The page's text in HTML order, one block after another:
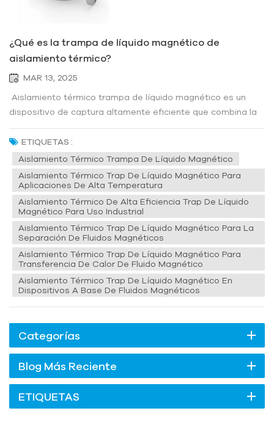
¿Qué es la trampa de líquido magnético de
aislamiento térmico?
MAR 13, 2025
Aislamiento térmico trampa de líquido magnético es un
dispositivo de captura altamente eficiente que combina la
tecnología de aislamiento térmico con las características
del líquido magnético. Su función central es lograr una
captura y separación eficientes de sustancias específicas
(como gas...
ETIQUETAS :
Aislamiento Térmico Trampa De Líquido Magnético
Aislamiento Térmico Trap De Líquido Magnético Para
Aplicaciones De Alta Temperatura
Aislamiento Térmico De Alta Eficiencia Trap De Líquido
Magnético Para Uso Industrial
Aislamiento Térmico Trap De Líquido Magnético Para La
Separación De Fluidos Magnéticos
Aislamiento Térmico Trap De Líquido Magnético Para
Transferencia De Calor De Fluido Magnético
Aislamiento Térmico Trap De Líquido Magnético En
Dispositivos A Base De Fluidos Magnéticos
Categorías
Blog Más Reciente
ETIQUETAS